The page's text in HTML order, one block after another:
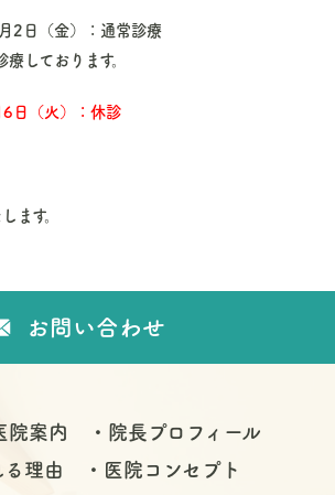
2日（金）：通常診療
しております。
日（火）：休診
ます。
お問い合わせ
院案内
院長プロフィール
理由
医院コンセプト